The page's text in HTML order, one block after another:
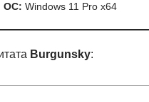
ОС: Windows 11 Pro x64
Burgunsky: